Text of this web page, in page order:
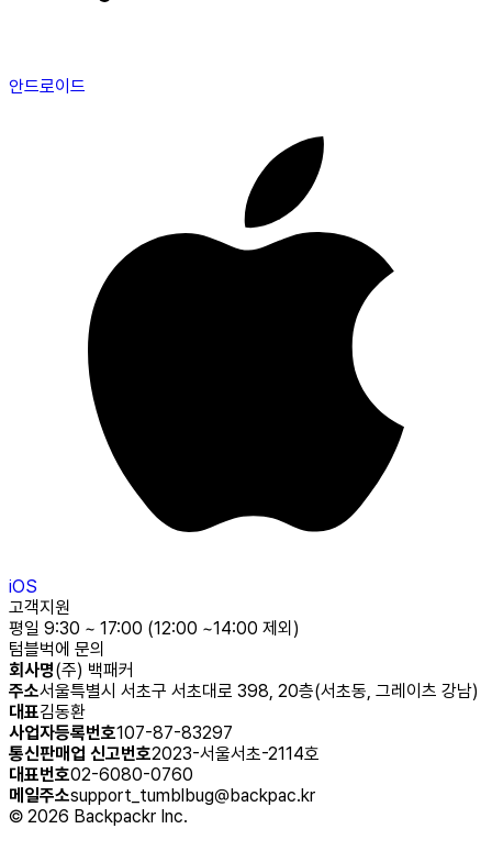
안드로이드
iOS
고객지원
평일 9:30 ~ 17:00 (12:00 ~14:00 제외)
텀블벅에 문의
회사명(주) 백패커
주소서울특별시 서초구 서초대로 398, 20층(서초동, 그레이츠 강남)
대표김동환
사업자등록번호107-87-83297
통신판매업 신고번호2023-서울서초-2114호
대표번호02-6080-0760
메일주소support_tumblbug@backpac.kr
© 2026 Backpackr Inc.